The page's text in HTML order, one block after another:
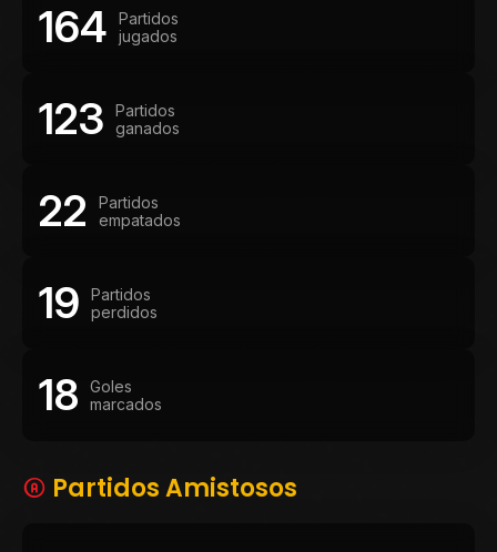
164
Partidos
jugados
123
Partidos
ganados
22
Partidos
empatados
19
Partidos
perdidos
18
Goles
marcados
Partidos Amistosos